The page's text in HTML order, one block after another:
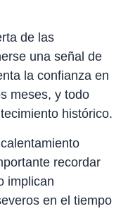
de las
una señal de
la confianza en
meses, y todo
histórico.
recordar
implican
en el tiempo